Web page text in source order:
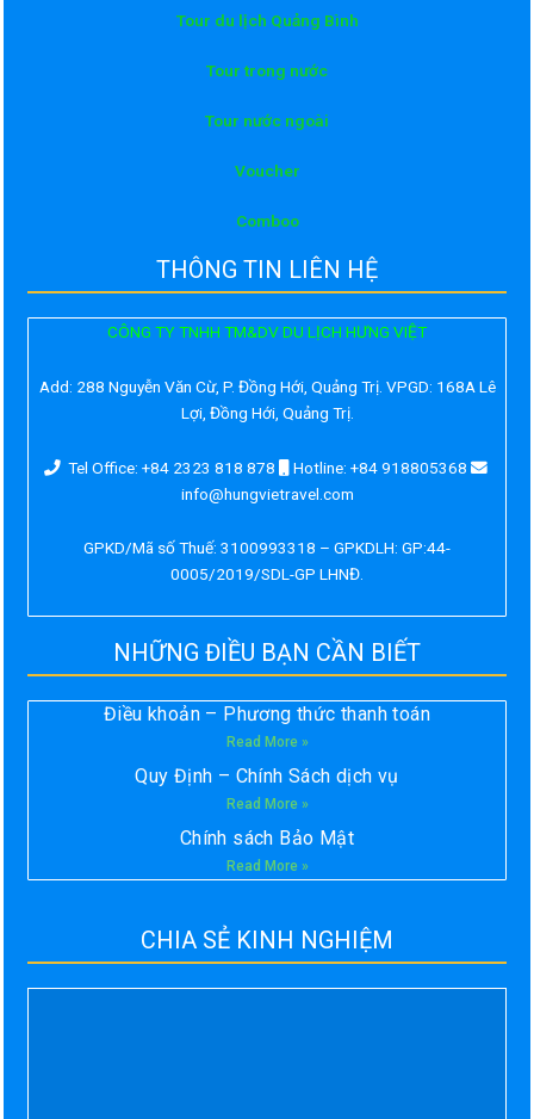
Tour du lịch Quảng Bình
Tour trong nước
Tour nước ngoài
Voucher
Comboo
THÔNG TIN LIÊN HỆ
CÔNG TY TNHH TM&DV DU LỊCH HƯNG VIỆT
Add: 288 Nguyễn Văn Cừ, P. Đồng Hới, Quảng Trị. VPGD: 168A Lê
Lợi, Đồng Hới, Quảng Trị.
Tel Office: +84 2323 818 878
Hotline: +84 918805368
info@hungvietravel.com
GPKD/Mã số Thuế: 3100993318 – GPKDLH: GP:44-
0005/2019/SDL-GP LHNĐ.
NHỮNG ĐIỀU BẠN CẦN BIẾT
Điều khoản – Phương thức thanh toán
Read More »
Quy Định – Chính Sách dịch vụ
Read More »
Chính sách Bảo Mật
Read More »
CHIA SẺ KINH NGHIỆM